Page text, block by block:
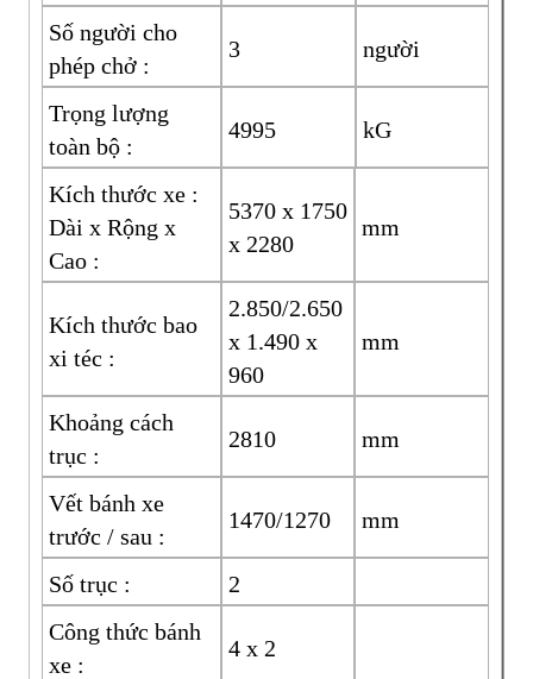
Số người cho
phép chở :
3 người
Trọng lượng
toàn bộ :
4995 kG
Kích thước xe :
Dài x Rộng x
Cao :
5370 x 1750
x 2280
mm
Kích thước bao
xi téc :
2.850/2.650
x 1.490 x
960
mm
Khoảng cách
trục :
2810 mm
Vết bánh xe
trước / sau :
1470/1270 mm
Số trục :
2
Công thức bánh
xe :
4 x 2